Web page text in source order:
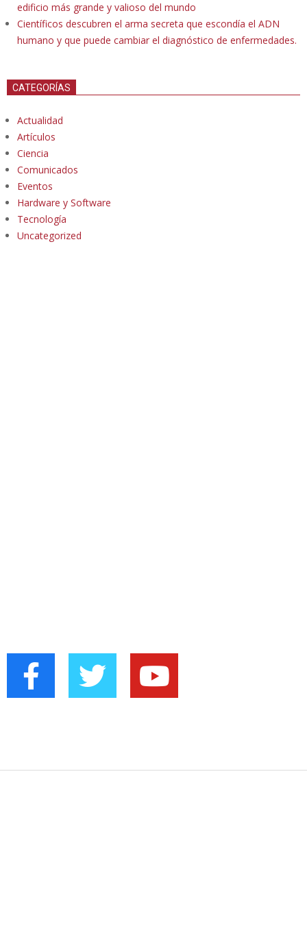
edificio más grande y valioso del mundo
Científicos descubren el arma secreta que escondía el ADN
humano y que puede cambiar el diagnóstico de enfermedades.
CATEGORÍAS
Actualidad
Artículos
Ciencia
Comunicados
Eventos
Hardware y Software
Tecnología
Uncategorized